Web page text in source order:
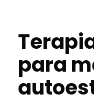
para